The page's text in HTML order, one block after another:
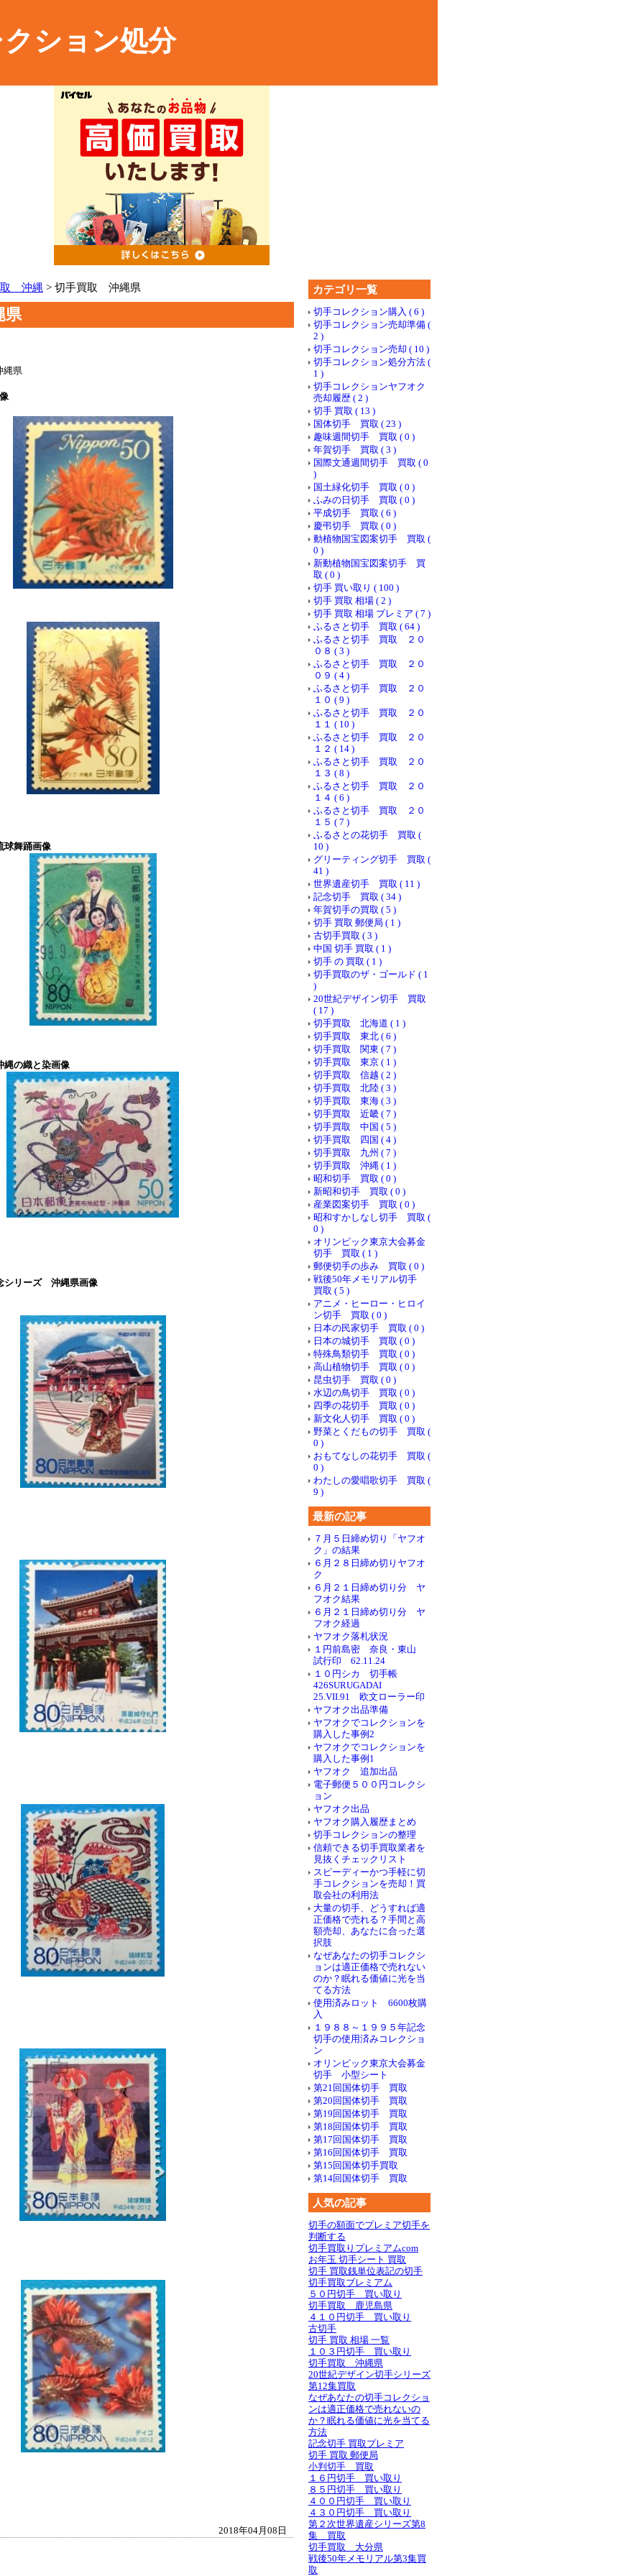
ション処分
取 沖縄 > 切手買取 沖縄県
県
縄県
舞踊画像
の織と染画像
シリーズ 沖縄県画像
2018年04月08日
カテゴリ一覧
切手コレクション購入 ( 6 )
切手コレクション売却準備 (
2 )
切手コレクション売却 ( 10 )
切手コレクション処分方法 (
1 )
切手コレクションヤフオク
売却履歴 ( 2 )
切手 買取 ( 13 )
国体切手 買取 ( 23 )
趣味週間切手 買取 ( 0 )
年賀切手 買取 ( 3 )
国際文通週間切手 買取 ( 0
)
国土緑化切手 買取 ( 0 )
ふみの日切手 買取 ( 0 )
平成切手 買取 ( 6 )
慶弔切手 買取 ( 0 )
動植物国宝図案切手 買取 (
0 )
新動植物国宝図案切手 買
取 ( 0 )
切手 買い取り ( 100 )
切手 買取 相場 ( 2 )
切手 買取 相場 プレミア ( 7 )
ふるさと切手 買取 ( 64 )
ふるさと切手 買取 ２０
０８ ( 3 )
ふるさと切手 買取 ２０
０９ ( 4 )
ふるさと切手 買取 ２０
１０ ( 9 )
ふるさと切手 買取 ２０
１１ ( 10 )
ふるさと切手 買取 ２０
１２ ( 14 )
ふるさと切手 買取 ２０
１３ ( 8 )
ふるさと切手 買取 ２０
１４ ( 6 )
ふるさと切手 買取 ２０
１５ ( 7 )
ふるさとの花切手 買取 (
10 )
グリーティング切手 買取 (
41 )
世界遺産切手 買取 ( 11 )
記念切手 買取 ( 34 )
年賀切手の買取 ( 5 )
切手 買取 郵便局 ( 1 )
古切手買取 ( 3 )
中国 切手 買取 ( 1 )
切手 の 買取 ( 1 )
切手買取のザ・ゴールド ( 1
)
20世紀デザイン切手 買取
( 17 )
切手買取 北海道 ( 1 )
切手買取 東北 ( 6 )
切手買取 関東 ( 7 )
切手買取 東京 ( 1 )
切手買取 信越 ( 2 )
切手買取 北陸 ( 3 )
切手買取 東海 ( 3 )
切手買取 近畿 ( 7 )
切手買取 中国 ( 5 )
切手買取 四国 ( 4 )
切手買取 九州 ( 7 )
切手買取 沖縄 ( 1 )
昭和切手 買取 ( 0 )
新昭和切手 買取 ( 0 )
産業図案切手 買取 ( 0 )
昭和すかしなし切手 買取 (
0 )
オリンピック東京大会募金
切手 買取 ( 1 )
郵便切手の歩み 買取 ( 0 )
戦後50年メモリアル切手
買取 ( 5 )
アニメ・ヒーロー・ヒロイ
ン切手 買取 ( 0 )
日本の民家切手 買取 ( 0 )
日本の城切手 買取 ( 0 )
特殊鳥類切手 買取 ( 0 )
高山植物切手 買取 ( 0 )
昆虫切手 買取 ( 0 )
水辺の鳥切手 買取 ( 0 )
四季の花切手 買取 ( 0 )
新文化人切手 買取 ( 0 )
野菜とくだもの切手 買取 (
0 )
おもてなしの花切手 買取 (
0 )
わたしの愛唱歌切手 買取 (
9 )
最新の記事
７月５日締め切り「ヤフオ
ク」の結果
６月２８日締め切りヤフオ
ク
６月２１日締め切り分 ヤ
フオク結果
６月２１日締め切り分 ヤ
フオク経過
ヤフオク落札状況
１円前島密 奈良・東山
試行印 62.11.24
１０円シカ 切手帳
426SURUGADAI
25.VII.91 欧文ローラー印
ヤフオク出品準備
ヤフオクでコレクションを
購入した事例2
ヤフオクでコレクションを
購入した事例1
ヤフオク 追加出品
電子郵便５００円コレクシ
ョン
ヤフオク出品
ヤフオク購入履歴まとめ
切手コレクションの整理
信頼できる切手買取業者を
見抜くチェックリスト
スピーディーかつ手軽に切
手コレクションを売却！買
取会社の利用法
大量の切手、どうすれば適
正価格で売れる？手間と高
額売却、あなたに合った選
択肢
なぜあなたの切手コレクシ
ョンは適正価格で売れない
のか？眠れる価値に光を当
てる方法
使用済みロット 6600枚購
入
１９８８～１９９５年記念
切手の使用済みコレクショ
ン
オリンピック東京大会募金
切手 小型シート
第21回国体切手 買取
第20回国体切手 買取
第19回国体切手 買取
第18回国体切手 買取
第17回国体切手 買取
第16回国体切手 買取
第15回国体切手買取
第14回国体切手 買取
人気の記事
切手の額面でプレミア切手を
判断する
切手買取りプレミアムcom
お年玉 切手シート 買取
切手 買取銭単位表記の切手
切手買取ブレミアム
５０円切手 買い取り
切手買取 鹿児島県
４１０円切手 買い取り
古切手
切手 買取 相場 一覧
１０３円切手 買い取り
切手買取 沖縄県
20世紀デザイン切手シリーズ
第12集買取
なぜあなたの切手コレクショ
ンは適正価格で売れないの
か？眠れる価値に光を当てる
方法
記念切手 買取プレミア
切手 買取 郵便局
小判切手 買取
１６円切手 買い取り
８５円切手 買い取り
４００円切手 買い取り
４３０円切手 買い取り
第２次世界遺産シリーズ第8
集 買取
切手買取 大分県
戦後50年メモリアル第3集買
取